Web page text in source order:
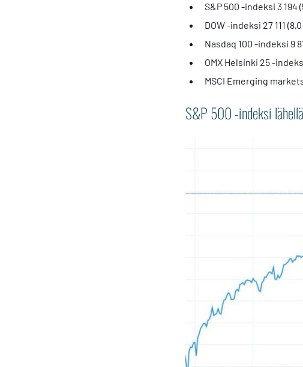
S&P 500 -indeksi 3
DOW -indeksi 27 111
Nasdaq 100 -indeksi 9
OMX Helsinki 25 -
MSCI Emerging
S&P 500 -indeksi